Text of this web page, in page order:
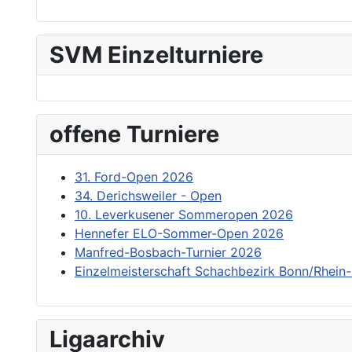
SVM Einzelturniere
offene Turniere
31. Ford-Open 2026
34. Derichsweiler - Open
10. Leverkusener Sommeropen 2026
Hennefer ELO-Sommer-Open 2026
Manfred-Bosbach-Turnier 2026
Einzelmeisterschaft Schachbezirk Bonn/
Ligaarchiv